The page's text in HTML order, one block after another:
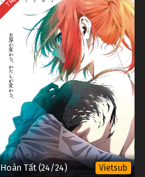
Hoàn Tất (24/24) Vietsub